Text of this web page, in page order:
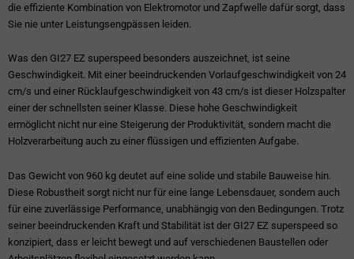
die effiziente Kombination von Elektromotor und Zapfwelle dafür sorgt, dass
Sie nie unter Leistungsengpässen leiden.
Was den GI27 EZ superspeed besonders auszeichnet, ist seine
Geschwindigkeit. Mit einer beeindruckenden Vorlaufgeschwindigkeit von 24
cm/s und einer Rücklaufgeschwindigkeit von 43 cm/s ist dieser Holzspalter
einer der schnellsten seiner Klasse. Diese hohe Geschwindigkeit
ermöglicht nicht nur eine Steigerung der Produktivität, sondern macht die
Holzverarbeitung auch zu einer flüssigen und effizienten Aufgabe.
Das Gewicht von 960 kg deutet auf eine solide und stabile Bauweise hin.
Diese Robustheit sorgt nicht nur für eine lange Lebensdauer, sondern auch
für eine zuverlässige Performance, unabhängig von den Bedingungen. Trotz
seiner beeindruckenden Kraft und Stabilität ist der GI27 EZ superspeed so
konzipiert, dass er leicht bewegt und auf verschiedenen Baustellen oder